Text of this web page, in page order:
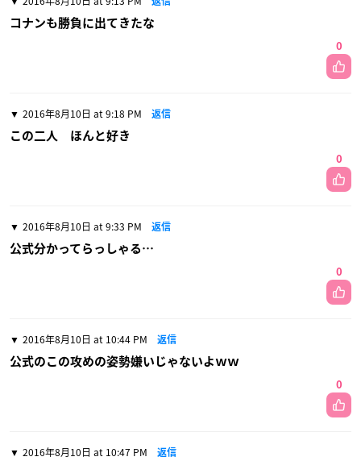
コナンも勝負に出てきたな
0
2016年8月10日 at 9:18 PM 返信
この二人 ほんと好き
0
2016年8月10日 at 9:33 PM 返信
公式分かってらっしゃる…
0
2016年8月10日 at 10:44 PM 返信
公式のこの攻めの姿勢嫌いじゃないよｗｗ
0
2016年8月10日 at 10:47 PM 返信